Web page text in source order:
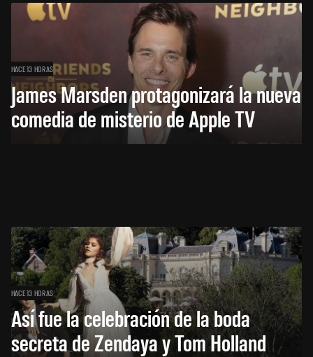
HACE 13 HORAS
James Marsden protagonizará la nueva
comedia de misterio de Apple TV
HACE 13 HORAS
Así fue la celebración de la boda
secreta de Zendaya y Tom Holland